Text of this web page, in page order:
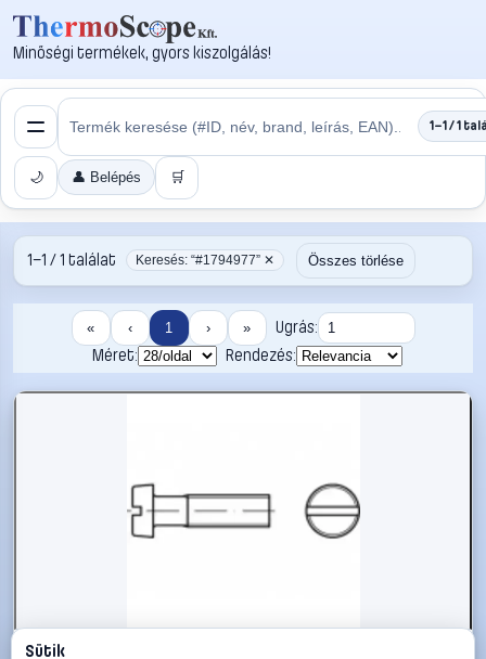
Minőségi termékek, gyors kiszolgálás!
1–1 / 1
🌙 👤 Belépés 🛒
1–1 / 1 találat Keresés: “#1794977” ✕ Összes törlése
« ‹ 1 › »
Ugrás:
Méret:
Rendezés:
Sütik